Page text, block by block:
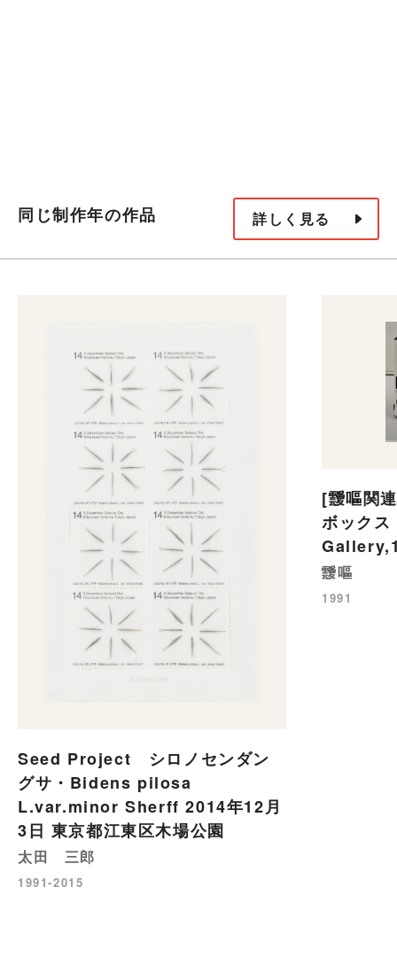
同じ制作年の作品 詳しく見る
Seed Project シロノセンダン
グサ・Bidens pilosa
L.var.minor Sherff 2014年12月
3日 東京都江東区木場公園
太田 三郎
1991-2015
[靉嘔関
ボック
靉嘔
1991